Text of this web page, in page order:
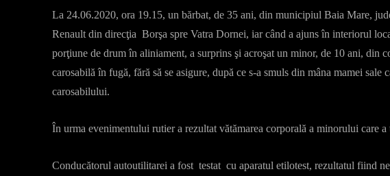
La 24.06.2020, ora 19.15, un bărbat, de 35 ani, din municipiul Baia Mare,
Renault din direcţia Borşa spre Vatra Dornei, iar când a ajuns în interiorul
porţiune de drum în aliniament, a surprins şi acroşat un minor, de 10 ani, din
carosabilă în fugă, fără să se asigure, după ce s-a smuls din mâna mamei
carosabilului.
În urma evenimentului rutier a rezultat vătămarea corporală a minorului care
Conducătorul autoutilitarei a fost testat cu aparatul etilotest, rezultatul fiind